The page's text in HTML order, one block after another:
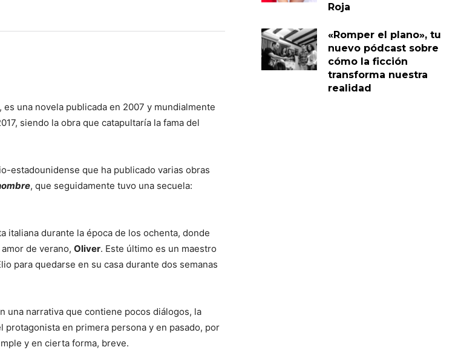
, es una novela publicada en 2007 y mundialmente
siendo la obra que catapultaría la fama del
estadounidense que ha publicado varias obras
, que seguidamente tuvo una secuela:
italiana durante la época de los ochenta, donde
de verano, Oliver. Este último es un maestro
para quedarse en su casa durante dos semanas
una narrativa que contiene pocos diálogos, la
en primera persona y en pasado, por
y en cierta forma, breve.
Roja
«Romper el plano», tu
nuevo pódcast sobre
cómo la ficción
transforma nuestra
realidad